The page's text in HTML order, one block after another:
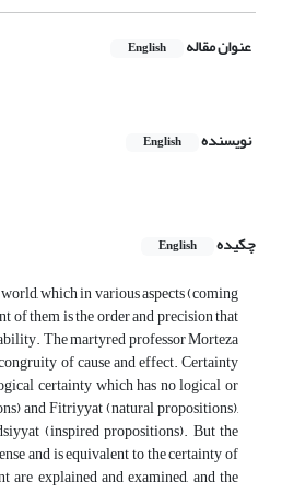
عنوان مقاله English
نویسنده English
چکیده
English
which in various aspects (coming
of them is the order and precision that
The martyred professor Morteza
of cause and effect. Certainty
certainty which has no logical or
and Fitriyyat (natural propositions),
(inspired propositions). But the
and is equivalent to the certainty of
explained and examined, and the